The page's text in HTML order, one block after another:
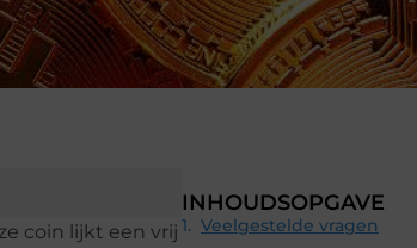
coin lijkt een vrij
INHOUDSOPGAVE
Veelgestelde vragen